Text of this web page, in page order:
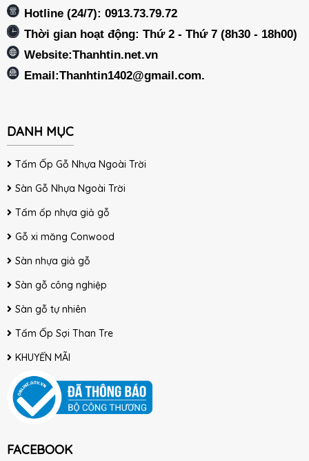
Hotline (24/7): 0913.73.79.72
Thời gian hoạt động: Thứ 2 - Thứ 7 (8h30 - 18h00)
Website:Thanhtin.net.vn
Email:Thanhtin1402@gmail.com.
DANH MỤC
Tấm Ốp Gỗ Nhựa Ngoài Trời
Sàn Gỗ Nhựa Ngoài Trời
Tấm ốp nhựa giả gỗ
Gỗ xi măng Conwood
Sàn nhựa giả gỗ
Sàn gỗ công nghiệp
Sàn gỗ tự nhiên
Tấm Ốp Sợi Than Tre
KHUYẾN MÃI
FACEBOOK